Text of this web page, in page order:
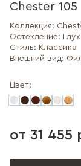
Chester 105
Коллекция:
Остекление:
Стиль: Классика
Внешний вид:
Цвет:
от 31 455